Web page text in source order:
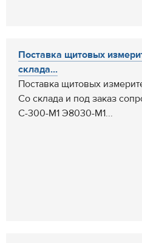
Поставка щитовых
склада...
Поставка щитовых
Со склада и под заказ
С-300-М1 Э8030-М1...